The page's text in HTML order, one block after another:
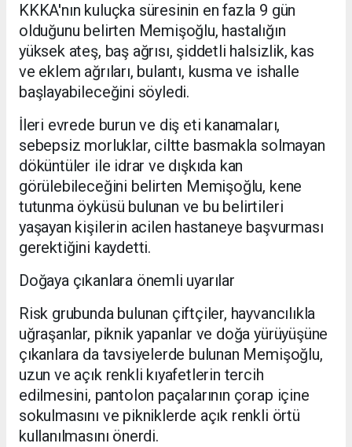
KKKA'nın kuluçka süresinin en fazla 9 gün
olduğunu belirten Memişoğlu, hastalığın
yüksek ateş, baş ağrısı, şiddetli halsizlik, kas
ve eklem ağrıları, bulantı, kusma ve ishalle
başlayabileceğini söyledi.
İleri evrede burun ve diş eti kanamaları,
sebepsiz morluklar, ciltte basmakla solmayan
döküntüler ile idrar ve dışkıda kan
görülebileceğini belirten Memişoğlu, kene
tutunma öyküsü bulunan ve bu belirtileri
yaşayan kişilerin acilen hastaneye başvurması
gerektiğini kaydetti.
Doğaya çıkanlara önemli uyarılar
Risk grubunda bulunan çiftçiler, hayvancılıkla
uğraşanlar, piknik yapanlar ve doğa yürüyüşüne
çıkanlara da tavsiyelerde bulunan Memişoğlu,
uzun ve açık renkli kıyafetlerin tercih
edilmesini, pantolon paçalarının çorap içine
sokulmasını ve pikniklerde açık renkli örtü
kullanılmasını önerdi.